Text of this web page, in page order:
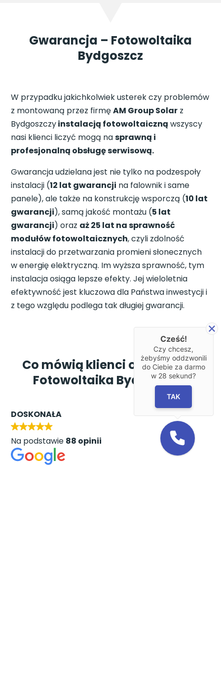
Gwarancja – Fotowoltaika
Bydgoszcz
W przypadku jakichkolwiek usterek czy problemów
z montowaną przez firmęAM Group Solar z
Bydgoszczyinstalacją fotowoltaiczną wszyscy
nasi klienci liczyć mogą nasprawną i
profesjonalną obsługę serwisową.
Gwarancja udzielana jest nie tylko na podzespoły
instalacji (12 lat gwarancji na falownik i same
panele), ale także na konstrukcję wsporczą (10 lat
gwarancji), samą jakość montażu (5 lat
gwarancji) oraz aż 25 lat na sprawność
modułów fotowoltaicznych, czyli zdolność
instalacji do przetwarzania promieni słonecznych
w energię elektryczną. Im wyższa sprawność, tym
instalacja osiąga lepsze efekty. Jej wieloletnia
efektywność jest kluczowa dla Państwa inwestycji i
z tego względu podlega tak długiej gwarancji.
Co mówią klienci o AM Group
Fotowoltaika Bydgoszcz?
DOSKONAŁA
Na podstawie 88 opinii
Cześć!
Czy chcesz,
żebyśmy oddzwonili
do Ciebie za darmo
w 28 sekund?
TAK